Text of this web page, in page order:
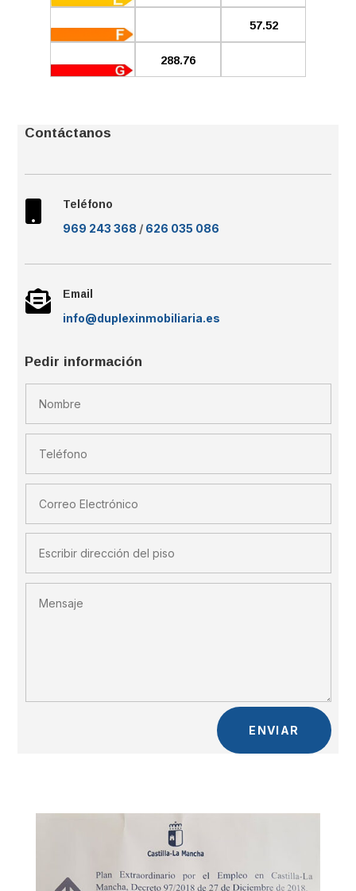
288.76
57.52
Contáctanos
Teléfono
969 243 368 / 626 035 086
 Email
info@duplexinmobiliaria.es
Pedir información
ENVIAR